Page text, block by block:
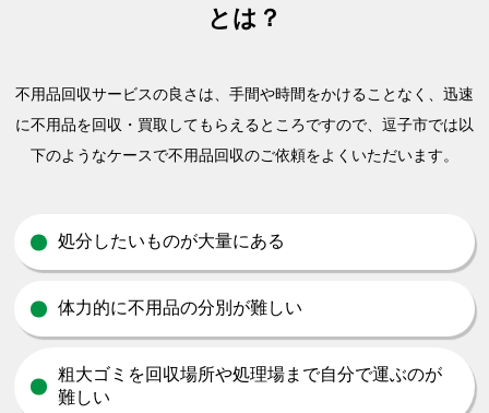
とは？
不用品回収サービスの良さは、手間や時間をかけることなく、迅速
に不用品を回収・買取してもらえるところですので、 逗子市では以
下のようなケースで不用品回収のご依頼をよくいただいます。
処分したいものが大量にある
体力的に不用品の分別が難しい
粗大ゴミを回収場所や処理場まで自分で運ぶのが
難しい